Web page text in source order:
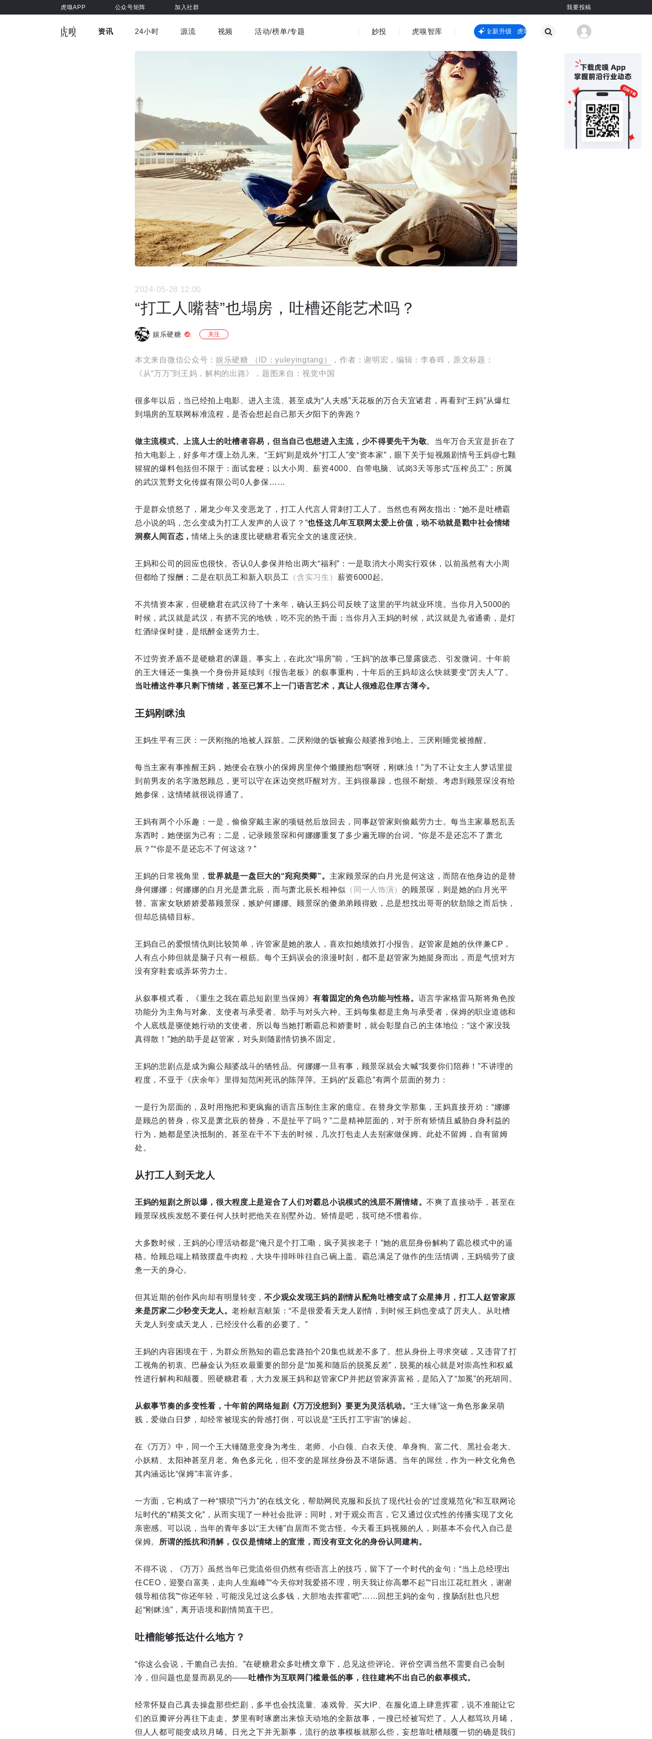
虎嗅APP 公众号矩阵 加入社群 我要投稿
资讯
车与出行 商业消费 社会文化 金融财经 出海
国际热点
3C数码 其他
24小时 源流 视频 活动/榜单/专题 妙投 虎嗅智库 虎嗅嗅全新升级 虎嗅嗅全新升级
2024-05-28 12:00
“打工人嘴替”也塌房，吐槽还能艺术吗？
娱乐硬糖 关注
本文来自微信公众号： 娱乐硬糖 （ID：yuleyingtang）
，作者：谢明宏，编辑：李春晖，原文标题：
《从“万万”到王妈，解构的出路》，题图来自：视觉中国
很多年以后，当已经拍上电影、进入主流、甚至成为“人夫感”天花板的万合天宜诸君，再看到“王妈”从爆红
到塌房的互联网标准流程，是否会想起自己那天夕阳下的奔跑？
做主流模式、上流人士的吐槽者容易，但当自己也想进入主流，少不得要先干为敬。当年万合天宜是折在了
拍大电影上，好多年才缓上劲儿来。“王妈”则是戏外“打工人”变“资本家”，眼下关于短视频剧情号王妈@七颗
猩猩的爆料包括但不限于：面试套梗；以大小周、薪资4000、自带电脑、试岗3天等形式“压榨员工”；所属
的武汉荒野文化传媒有限公司0人参保……
于是群众愤怒了，屠龙少年又变恶龙了，打工人代言人背刺打工人了。当然也有网友指出：“她不是吐槽霸
总小说的吗，怎么变成为打工人发声的人设了？”也怪这几年互联网太爱上价值，动不动就是戳中社会情绪
洞察人间百态，情绪上头的速度比硬糖君看完全文的速度还快。
王妈和公司的回应也很快。否认0人参保并给出两大“福利”：一是取消大小周实行双休，以前虽然有大小周
但都给了报酬；二是在职员工和新入职员工
（含实习生） 薪资6000起。
不共情资本家，但硬糖君在武汉待了十来年，确认王妈公司反映了这里的平均就业环境。当你月入5000的
时候，武汉就是武汉，有挤不完的地铁，吃不完的热干面；当你月入王妈的时候，武汉就是九省通衢，是灯
红酒绿保时捷，是纸醉金迷劳力士。
不过劳资矛盾不是硬糖君的课题。事实上，在此次“塌房”前，“王妈”的故事已显露疲态、引发微词。十年前
的王大锤还一集换一个身份并延续到《报告老板》的叙事重构，十年后的王妈却这么快就要变“厉夫人”了。
当吐槽这件事只剩下情绪，甚至已算不上一门语言艺术，真让人很难忍住厚古薄今。
王妈刚眯浊
王妈生平有三厌：一厌刚拖的地被人踩脏。二厌刚做的饭被癫公颠婆推到地上。三厌刚睡觉被推醒。
每当主家有事推醒王妈，她便会在狭小的保姆房里伸个懒腰抱怨“啊呀，刚眯浊！”为了不让女主人梦话里提
到前男友的名字激怒顾总，更可以守在床边突然吓醒对方。王妈很暴躁，也很不耐烦。考虑到顾景琛没有给
她参保，这情绪就很说得通了。
王妈有两个小乐趣：一是，偷偷穿戴主家的项链然后放回去，同事赵管家则偷戴劳力士。每当主家暴怒乱丢
东西时，她便据为己有；二是，记录顾景琛和何娜娜重复了多少遍无聊的台词。“你是不是还忘不了萧北
辰？”“你是不是还忘不了何这这？”
王妈的日常视角里，世界就是一盘巨大的“宛宛类卿”。 主家顾景琛的白月光是何这这，而陪在他身边的是替
身何娜娜；何娜娜的白月光是萧北辰，而与萧北辰长相神似 （同一人饰演） 的顾景琛，则是她的白月光平
替。富家女耿娇娇爱慕顾景琛，嫉妒何娜娜。顾景琛的傻弟弟顾得败，总是想找出哥哥的软肋除之而后快，
但却总搞错目标。
王妈自己的爱恨情仇则比较简单，许管家是她的敌人，喜欢扣她绩效打小报告。赵管家是她的伙伴兼CP，
人有点小帅但就是脑子只有一根筋。每个王妈误会的浪漫时刻，都不是赵管家为她挺身而出，而是气愤对方
没有穿鞋套或弄坏劳力士。
从叙事模式看，《重生之我在霸总短剧里当保姆》有着固定的角色功能与性格。 语言学家格雷马斯将角色按
功能分为主角与对象、支使者与承受者、助手与对头六种。王妈每集都是主角与承受者，保姆的职业道德和
个人底线是驱使她行动的支使者。所以每当她打断霸总和娇妻时，就会彰显自己的主体地位：“这个家没我
真得散！”她的助手是赵管家，对头则随剧情切换不固定。
王妈的悲剧点是成为癫公颠婆战斗的牺牲品。何娜娜一旦有事，顾景琛就会大喊“我要你们陪葬！”不讲理的
程度，不亚于《庆余年》里得知范闲死讯的陈萍萍。王妈的“反霸总”有两个层面的努力：
一是行为层面的，及时用拖把和更疯癫的语言压制住主家的癔症。在替身文学那集，王妈直接开劝：“娜娜
是顾总的替身，你又是萧北辰的替身，不是扯平了吗？”二是精神层面的，对于所有矫情且威胁自身利益的
行为，她都是坚决抵制的。甚至在干不下去的时候，几次打包走人去别家做保姆。此处不留姆，自有留姆
处。
从打工人到天龙人
王妈的短剧之所以爆，很大程度上是迎合了人们对霸总小说模式的浅层不屑情绪。不爽了直接动手，甚至在
顾景琛残疾发怒不要任何人扶时把他关在别墅外边。矫情是吧，我可绝不惯着你。
大多数时候，王妈的心理活动都是“俺只是个打工嘞，疯子莫挨老子！”她的底层身份解构了霸总模式中的逼
格。给顾总端上精致摆盘牛肉粒，大块牛排咔咔往自己碗上盖。霸总满足了做作的生活情调，王妈犒劳了疲
惫一天的身心。
但其近期的创作风向却有明显转变，不少观众发现王妈的剧情从配角吐槽变成了众星捧月，打工人赵管家原
来是厉家二少秒变天龙人。老粉献言献策：“不是很爱看天龙人剧情，到时候王妈也变成了厉夫人。从吐槽
天龙人到变成天龙人，已经没什么看的必要了。”
王妈的内容困境在于，为群众所熟知的霸总套路拍个20集也就差不多了。想从身份上寻求突破，又违背了打
工视角的初衷。巴赫金认为狂欢最重要的部分是“加冕和随后的脱冕反差”，脱冕的核心就是对崇高性和权威
性进行解构和颠覆。照硬糖君看，大力发展王妈和赵管家CP并把赵管家弄富裕，是陷入了“加冕”的死胡同。
从叙事节奏的多变性看，十年前的网络短剧《万万没想到》要更为灵活机动。 “王大锤”这一角色形象呆萌
贱，爱做白日梦，却经常被现实的骨感打倒，可以说是“王氏打工宇宙”的缘起。
在《万万》中，同一个王大锤随意变身为考生、老师、小白领、白衣天使、单身狗、富二代、黑社会老大、
小妖精、太阳神甚至月老。角色多元化，但不变的是屌丝身份及不堪际遇。当年的屌丝，作为一种文化角色
其内涵远比“保姆”丰富许多。
一方面，它构成了一种“猥琐”“污力”的在线文化，帮助网民克服和反抗了现代社会的“过度规范化”和互联网论
坛时代的“精英文化”，从而实现了一种社会批评；同时，对于观众而言，它又通过仪式性的传播实现了文化
亲密感。可以说，当年的青年多以“王大锤”自居而不觉古怪。今天看王妈视频的人，则基本不会代入自己是
保姆。
所谓的抵抗和消解，仅仅是情绪上的宣泄，而没有亚文化的身份认同建构。
不得不说，《万万》虽然当年已觉流俗但仍然有些语言上的技巧，留下了一个时代的金句：“当上总经理出
任CEO，迎娶白富美，走向人生巅峰”“今天你对我爱搭不理，明天我让你高攀不起”“日出江花红胜火，谢谢
领导相信我”“你还年轻，可能没见过这么多钱，大胆地去挥霍吧”……回想王妈的金句，搜肠刮肚也只想
起“刚眯浊”，离开语境和剧情简直干巴。
吐槽能够抵达什么地方？
“你这么会说，干脆自己去拍。”在硬糖君众多吐槽文章下，总见这些评论。评价空调当然不需要自己会制
冷，但问题也是显而易见的——吐槽作为互联网门槛最低的事，往往建构不出自己的叙事模式。
经常怀疑自己真去操盘那些烂剧，多半也会找流量、凑戏骨、买大IP、在服化道上肆意挥霍，说不准能让它
们的豆瓣评分再往下走走。梦里有时琢磨出来惊天动地的全新故事，一搜已经被写烂了。人人都骂玖月晞，
但人人都可能变成玖月晞。日光之下并无新事，流行的故事模板就那么些，妄想靠吐槽颠覆一切的确是我们